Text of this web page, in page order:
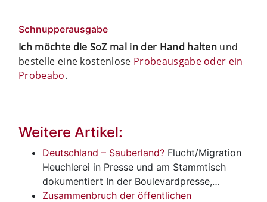
Schnupperausgabe
Ich möchte die SoZ mal in der Hand halten und
bestelle eine kostenlose Probeausgabe oder ein
Probeabo.
Weitere Artikel:
Deutschland – Sauberland? Flucht/Migration
Heuchlerei in Presse und am Stammtisch
dokumentiert In der Boulevardpresse,…
Zusammenbruch der öffentlichen